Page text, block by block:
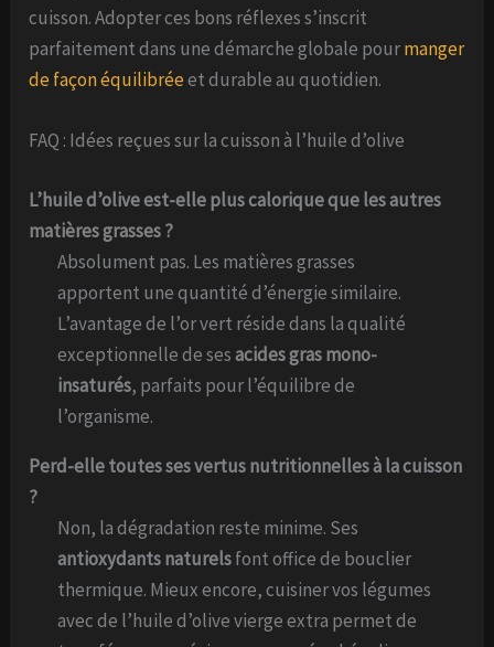
cuisson. Adopter ces bons réflexes s’inscrit
parfaitement dans une démarche globale pourmanger
de façon équilibréeet durable au quotidien.
FAQ : Idées reçues sur la cuisson à l’huile d’olive
L’huile d’olive est-elle plus calorique que les autres
matières grasses ?
Absolument pas. Les matières grasses
apportent une quantité d’énergie similaire.
L’avantage de l’or vert réside dans la qualité
exceptionnelle de sesacides gras mono-
insaturés, parfaits pour l’équilibre de
l’organisme.
Perd-elle toutes ses vertus nutritionnelles à la cuisson
?
Non, la dégradation reste minime. Ses
antioxydants naturelsfont office de bouclier
thermique. Mieux encore, cuisiner vos légumes
avec de l’huile d’olive vierge extra permet de